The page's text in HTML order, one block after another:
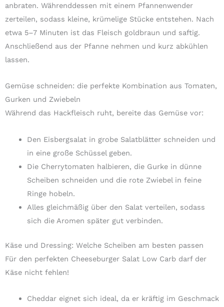
anbraten. Währenddessen mit einem Pfannenwender
zerteilen, sodass kleine, krümelige Stücke entstehen. Nach
etwa 5–7 Minuten ist das Fleisch goldbraun und saftig.
Anschließend aus der Pfanne nehmen und kurz abkühlen
lassen.
Gemüse schneiden: die perfekte Kombination aus Tomaten,
Gurken und Zwiebeln
Während das Hackfleisch ruht, bereite das Gemüse vor:
Den Eisbergsalat in grobe Salatblätter schneiden und
in eine große Schüssel geben.
Die Cherrytomaten halbieren, die Gurke in dünne
Scheiben schneiden und die rote Zwiebel in feine
Ringe hobeln.
Alles gleichmäßig über den Salat verteilen, sodass
sich die Aromen später gut verbinden.
Käse und Dressing: Welche Scheiben am besten passen
Für den perfekten Cheeseburger Salat Low Carb darf der
Käse nicht fehlen!
Cheddar eignet sich ideal, da er kräftig im Geschmack